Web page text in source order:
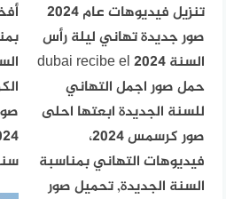
تنزيل فيديوهات عام 2024
صور جديدة تهاني ليلة رأس
السنة dubai recibe el 2024
حمل صور اجمل التهاني
للسنة الجديدة ابعتها احلى
صور كرسمس 2024،
فيديوهات التهاني بمناسبة
السنة الجديدة, تحميل صور
سنة